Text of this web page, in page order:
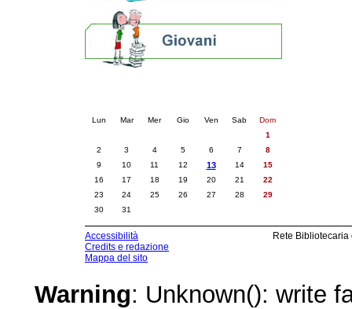
Lun Mar Mer Gio Ven Sab
Dom
1
2
3 4 5 6 7
8
9
10 11 12 13 14
15
16
17 18 19 20 21
22
23
24 25 26 27 28
29
30
31
Accessibilità
Credits e redazione
Mappa del sito
Rete
Warning: Unknown(): write